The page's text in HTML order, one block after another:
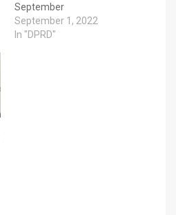
September
September 1, 2022
In "DPRD"